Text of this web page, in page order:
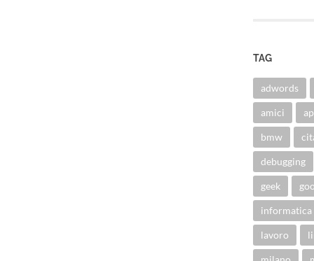
TAG
adwords
amici
bmw
debugging
geek
informatica
lavoro